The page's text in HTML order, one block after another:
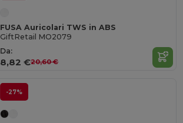
FUSA Auricolari TWS in ABS
GiftRetail MO2079
Da:
8,82 €20,60 €
-27%